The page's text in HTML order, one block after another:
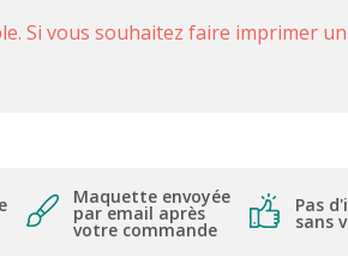
Si vous souhaitez faire imprimer
Maquette envoyée
par email après
votre commande
Pas
sans